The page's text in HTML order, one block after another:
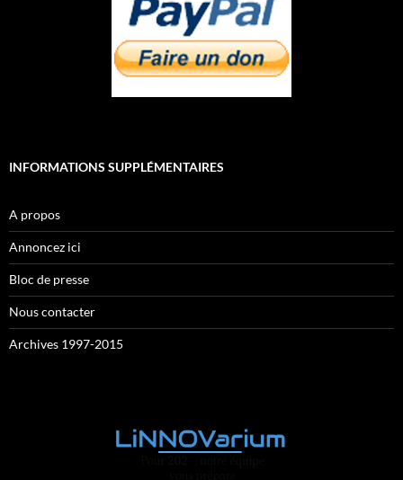
INFORMATIONS SUPPLÉMENTAIRES
A propos
Annoncez ici
Bloc de presse
Nous contacter
Archives 1997-2015